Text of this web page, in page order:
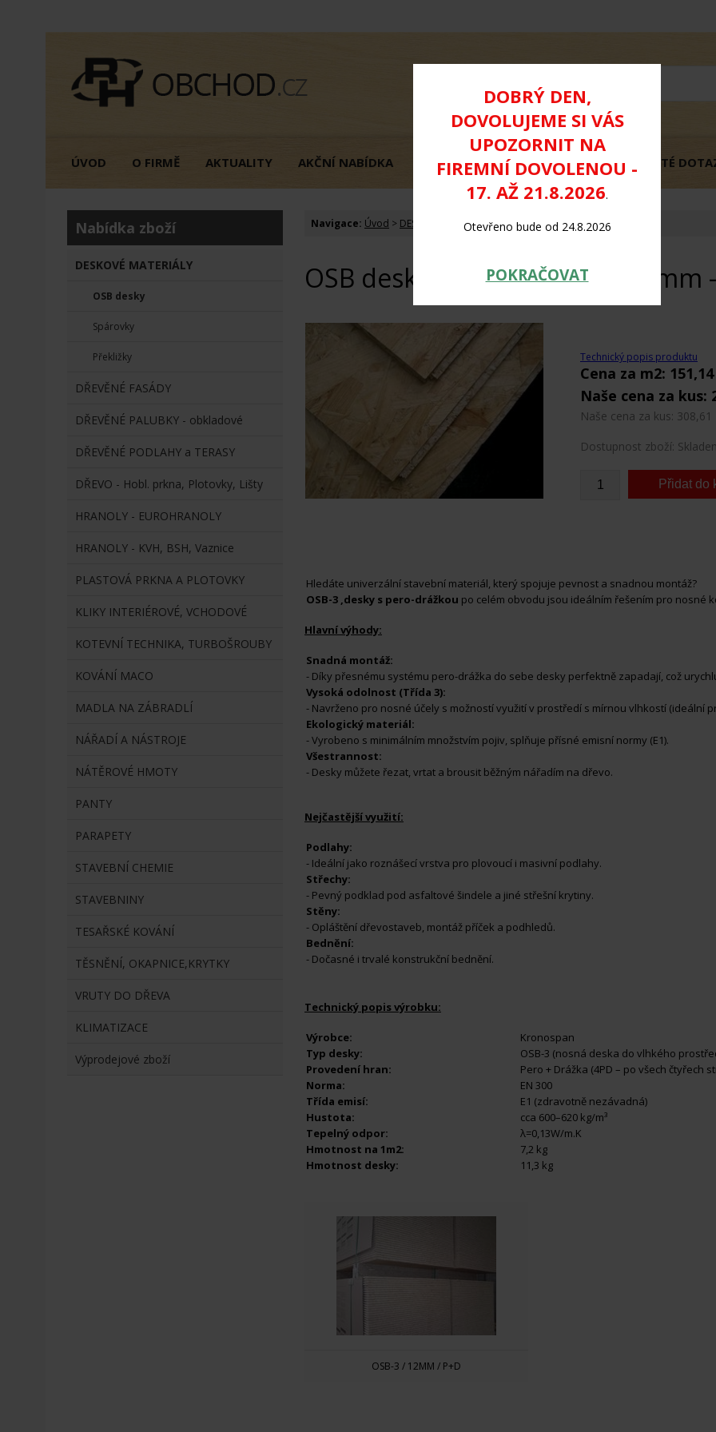
DOBRÝ DEN,
DOVOLUJEME SI VÁS
UPOZORNIT NA
FIREMNÍ DOVOLENOU -
17. AŽ 21.8.2026.
Otevřeno bude od 24.8.2026
POKRAČOVAT
ÚVOD O FIRMĚ AKTUALITY AKČNÍ NABÍDKA OBCHODNÍ PODMÍNKY GDPR ČASTÉ
Nabídka zboží
DESKOVÉ MATERIÁLY
OSB desky
Spárovky
Překližky
DŘEVĚNÉ FASÁDY
DŘEVĚNÉ PALUBKY - obkladové
DŘEVĚNÉ PODLAHY a TERASY
DŘEVO - Hobl. prkna, Plotovky, Lišty
HRANOLY - EUROHRANOLY
HRANOLY - KVH, BSH, Vaznice
PLASTOVÁ PRKNA A PLOTOVKY
KLIKY INTERIÉROVÉ, VCHODOVÉ
KOTEVNÍ TECHNIKA, TURBOŠROUBY
KOVÁNÍ MACO
MADLA NA ZÁBRADLÍ
NÁŘADÍ A NÁSTROJE
NÁTĚROVÉ HMOTY
PANTY
PARAPETY
STAVEBNÍ CHEMIE
STAVEBNINY
TESAŘSKÉ KOVÁNÍ
TĚSNĚNÍ, OKAPNICE,KRYTKY
VRUTY DO DŘEVA
KLIMATIZACE
Výprodejové zboží
Navigace: Úvod > DESKOVÉ MATERIÁLY>OSB desky
OSB desky 12 mm - 2500x675mm
Technický popis produktu
Cena za m2:
Naše cena za kus:
Naše cena za kus: 308,61
Dostupnost zboží:
Hledáte univerzální stavební materiál, který spojuje pevnost a snadnou montáž?
OSB-3 ,desky s pero-drážkou po celém obvodu jsou ideálním řešením pro nosné
Hlavní výhody:
Snadná montáž:
- Díky přesnému systému pero-drážka do sebe desky perfektně zapadají, což
Vysoká odolnost (Třída 3):
- Navrženo pro nosné účely s možností využití v prostředí s mírnou vlhkostí (ideální
Ekologický materiál:
- Vyrobeno s minimálním množstvím pojiv, splňuje přísné emisní normy (E1).
Všestrannost:
- Desky můžete řezat, vrtat a brousit běžným nářadím na dřevo.
Nejčastější využití:
Podlahy:
- Ideální jako roznášecí vrstva pro plovoucí i masivní podlahy.
Střechy:
- Pevný podklad pod asfaltové šindele a jiné střešní krytiny.
Stěny:
- Opláštění dřevostaveb, montáž příček a podhledů.
Bednění:
- Dočasné i trvalé konstrukční bednění.
Technický popis výrobku:
Výrobce:
Kronospan
Typ desky:
OSB-3 (nosná deska do vlhkého
Provedení hran:
Pero + Drážka (4PD – po všech čtyřech
Norma:
EN 300
Třída emisí:
E1 (zdravotně nezávadná)
Hustota:
cca 600–620 kg/m³
Tepelný odpor:
λ=0,13W/m.K
Hmotnost na 1m2:
7,2 kg
Hmotnost desky:
11,3 kg
OSB-3 / 12MM / P+D